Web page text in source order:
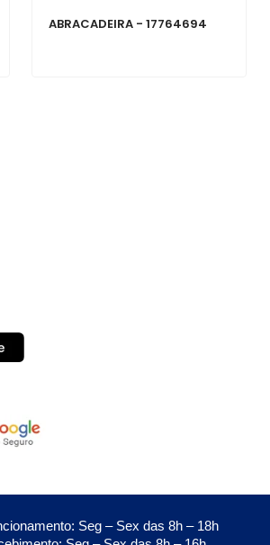
ABRACADEIRA - 17764694
Seg – Sex das 8h – 18h